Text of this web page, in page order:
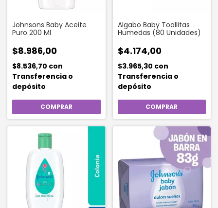
Johnsons Baby Aceite
Puro 200 Ml
$8.986,00
$8.536,70 con
Transferencia o
depósito
Algabo Baby Toallitas
Humedas (80 Unidades)
$4.174,00
$3.965,30 con
Transferencia o
depósito